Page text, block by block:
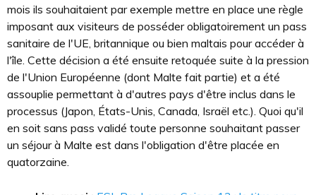
mois ils souhaitaient par exemple mettre en place une règle
imposant aux visiteurs de posséder obligatoirement un pass
sanitaire de l'UE, britannique ou bien maltais pour accéder à
l'île. Cette décision a été ensuite retoquée suite à la pression
de l'Union Européenne (dont Malte fait partie) et a été
assouplie permettant à d'autres pays d'être inclus dans le
processus (Japon, États-Unis, Canada, Israël etc.). Quoi qu'il
en soit sans pass validé toute personne souhaitant passer
un séjour à Malte est dans l'obligation d'être placée en
quatorzaine.